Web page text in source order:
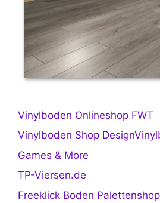
Vinylboden Onlineshop FWT
Vinylboden Shop
Games & More
TP-Viersen.de
Freeklick Boden Palettenshop